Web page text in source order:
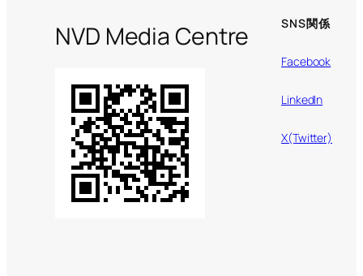
NVD Media Centre SNS関係
Facebook
LinkedIn
X(Twitter)